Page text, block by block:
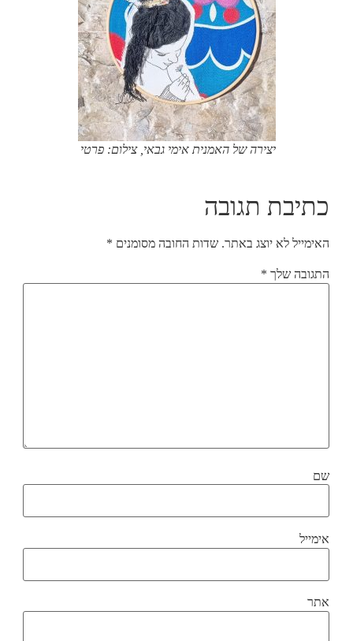
יצירה של האמנית אימי גבאי, צילום: פרטי
כתיבת תגובה
האימייל לא יוצג באתר. שדות החובה מסומנים *
התגובה שלך *
שם
אימייל
אתר